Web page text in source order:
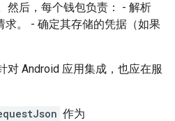
然后，每个钱包负责： - 解析
求。 - 确定其存储的凭据（如果
对 Android 应用集成，也应在服
作为